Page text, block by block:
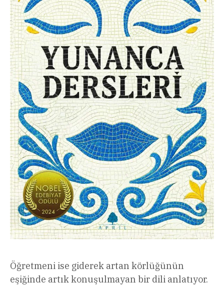
Öğretmeni ise giderek artan körlüğünün
eşiğinde artık konuşulmayan bir dili anlatıyor.